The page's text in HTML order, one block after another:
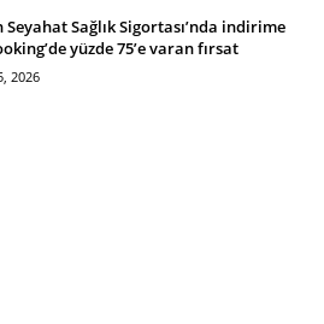
Seyahat Sağlık Sigortası’nda indirime
yüzde 75’e varan fırsat
2026